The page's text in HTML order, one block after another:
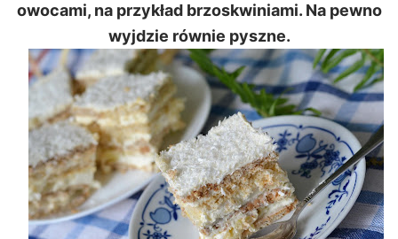
owocami, na przykład brzoskwiniami. Na pewno
wyjdzie równie pyszne.